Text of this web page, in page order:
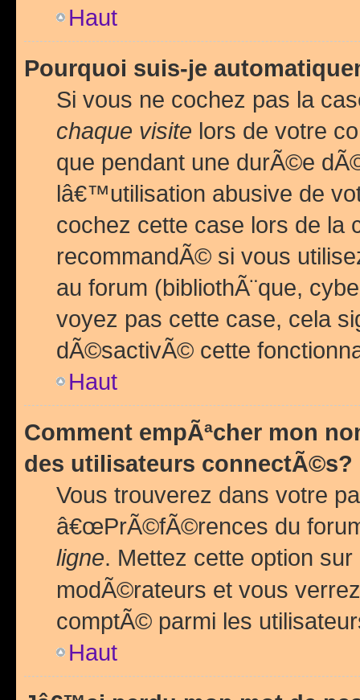
Haut
Pourquoi suis-je
Si vous ne cochez pas la
chaque visite lors de votre
que pendant une durÃ©e
lâ€™utilisation abusive de
cochez cette case lors de
recommandÃ© si vous
au forum (bibliothÃ¨que,
voyez pas cette case, cela
dÃ©sactivÃ© cette
Haut
Comment empÃªcher mon
des utilisateurs connectÃ©s?
Vous trouverez dans votre
â€œPrÃ©fÃ©rences du
ligne. Mettez cette option sur
modÃ©rateurs et vous
comptÃ© parmi les
Haut